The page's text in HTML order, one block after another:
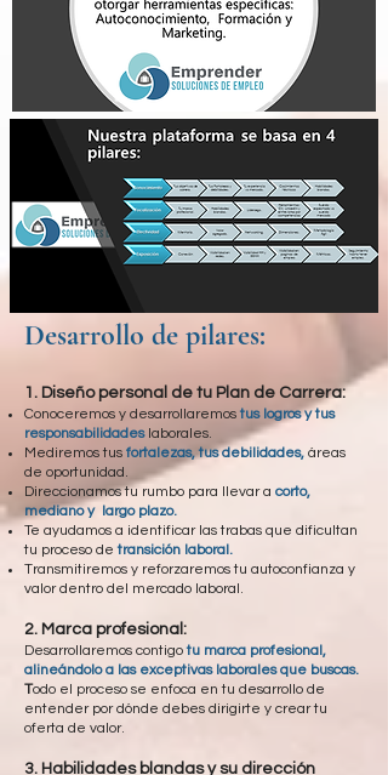
Desarrollo de pilares:
1. Diseño personal de tu Plan de Carrera:
Conoceremos y desarrollaremos tus logros y tus
responsabilidades laborales.
Mediremos tus fortalezas, tus debilidades, áreas
de oportunidad.
Direccionamos tu rumbo para llevar a corto,
mediano y largo plazo.
Te ayudamos a identificar las trabas que dificultan
tu proceso de transición laboral.
Transmitiremos y reforzaremos tu autoconfianza y
valor dentro del mercado laboral.
2. Marca profesional:
Desarrollaremos contigotu marca profesional,
alineándolo a las exceptivas laborales que buscas.
Todo el proceso se enfoca en tu desarrollo de
entender por dónde debes dirigirte y crear tu
oferta de valor.
3. Habilidades blandasy su dirección